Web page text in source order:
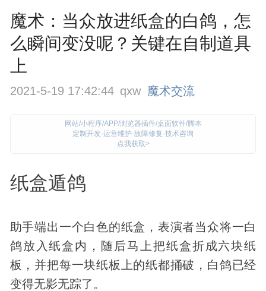
魔术：当众放进纸盒的白鸽，怎
么瞬间变没呢？关键在自制道具
上
2021-5-19 17:42:44 qxw 魔术交流
网站/小程序/APP/浏览器插件/桌面软件/脚本
定制开发·运营维护·故障修复·技术咨询
点我获取>
纸盒遁鸽
助手端出一个白色的纸盒，表演者当众将一白
鸽放入纸盒内，随后马上把纸盒折成六块纸
板，并把每一块纸板上的纸都捅破，白鸽已经
变得无影无踪了。